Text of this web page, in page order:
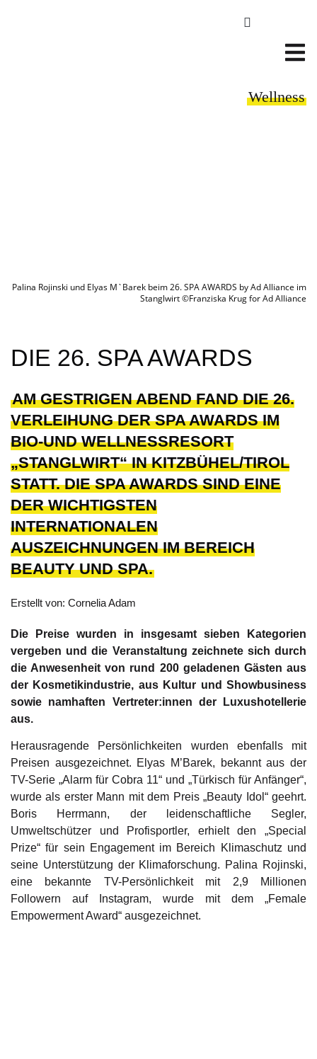
Wellness
Palina Rojinski und Elyas M`Barek beim 26. SPA AWARDS by Ad Alliance im
Stanglwirt ©Franziska Krug for Ad Alliance
DIE 26. SPA AWARDS
AM GESTRIGEN ABEND FAND DIE 26.
VERLEIHUNG DER SPA AWARDS IM
BIO-UND WELLNESSRESORT
„STANGLWIRT“ IN KITZBÜHEL/TIROL
STATT. DIE SPA AWARDS SIND EINE
DER WICHTIGSTEN
INTERNATIONALEN
AUSZEICHNUNGEN IM BEREICH
BEAUTY UND SPA.
Erstellt von: Cornelia Adam
Die Preise wurden in insgesamt sieben Kategorien
vergeben und die Veranstaltung zeichnete sich durch
die Anwesenheit von rund 200 geladenen Gästen aus
der Kosmetikindustrie, aus Kultur und Showbusiness
sowie namhaften Vertreter:innen der Luxushotellerie
aus.
Herausragende Persönlichkeiten wurden ebenfalls mit
Preisen ausgezeichnet. Elyas M’Barek, bekannt aus der
TV-Serie „Alarm für Cobra 11“ und „Türkisch für Anfänger“,
wurde als erster Mann mit dem Preis „Beauty Idol“ geehrt.
Boris Herrmann, der leidenschaftliche Segler,
Umweltschützer und Profisportler, erhielt den „Special
Prize“ für sein Engagement im Bereich Klimaschutz und
seine Unterstützung der Klimaforschung. Palina Rojinski,
eine bekannte TV-Persönlichkeit mit 2,9 Millionen
Followern auf Instagram, wurde mit dem „Female
Empowerment Award“ ausgezeichnet.